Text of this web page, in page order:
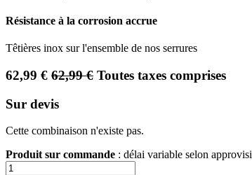
Résistance à la corrosion accrue
Têtières inox sur l'ensemble de nos serrures
62,99 € 62,99€ Toutes taxes comprises
Sur devis
Cette combinaison n'existe pas.
Produit sur commande : délai variable selon